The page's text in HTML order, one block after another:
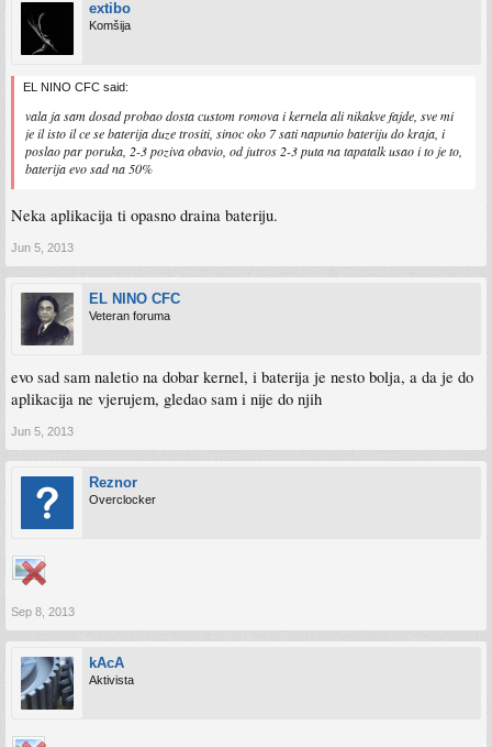
extibo
Komšija
EL NINO CFC said:
vala ja sam dosad probao dosta custom romova i kernela ali nikakve fajde, sve mi
je il isto il ce se baterija duze trositi, sinoc oko 7 sati napunio bateriju do kraja, i
poslao par poruka, 2-3 poziva obavio, od jutros 2-3 puta na tapatalk usao i to je to,
baterija evo sad na 50%
Neka aplikacija ti opasno draina bateriju.
Jun 5, 2013
EL NINO CFC
Veteran foruma
evo sad sam naletio na dobar kernel, i baterija je nesto bolja, a da je do
aplikacija ne vjerujem, gledao sam i nije do njih
Jun 5, 2013
Reznor
Overclocker
Sep 8, 2013
kAcA
Aktivista